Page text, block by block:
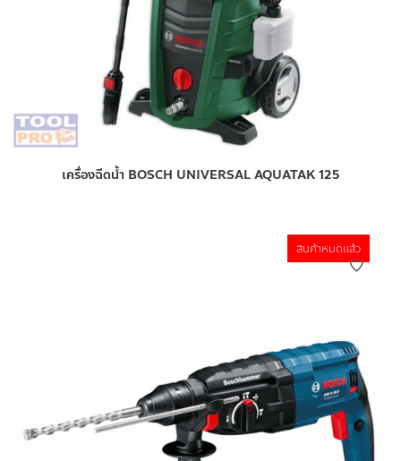
เครื่องฉีดน้ำ BOSCH UNIVERSAL AQUATAK 125
สินค้าหมดแล้ว